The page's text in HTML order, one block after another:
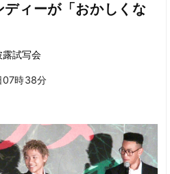
ィーが「おかしくな
露試写会
07時38分